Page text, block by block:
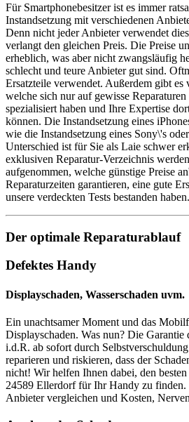
Für Smartphonebesitzer ist es immer
Instandsetzung mit verschiedenen
Denn nicht jeder Anbieter verwendet
verlangt den gleichen Preis. Die Preise
erheblich, was aber nicht zwangsläufig
schlecht und teure Anbieter gut sind.
Ersatzteile verwendet. Außerdem gibt es
welche sich nur auf gewisse
spezialisiert haben und Ihre Expertise
können. Die Instandsetzung eines
wie die Instandsetzung eines Sony\'s
Unterschied ist für Sie als Laie schwer
exklusiven Reparatur-Verzeichnis
aufgenommen, welche günstige Preise
Reparaturzeiten garantieren, eine gute
unsere verdeckten Tests bestanden haben.
Der optimale Reparaturablauf
Defektes Handy
Displayschaden, Wasserschaden uvm.
Ein unachtsamer Moment und das
Displayschaden. Was nun? Die Garantie
i.d.R. ab sofort durch
reparieren und riskieren, dass der
nicht! Wir helfen Ihnen dabei, den
24589 Ellerdorf für Ihr Handy zu finden.
Anbieter vergleichen und Kosten,